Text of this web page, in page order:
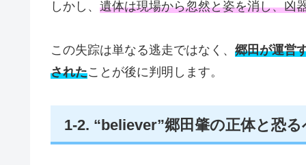
しかし、 遺体は現場から忽然と姿を消し、凶
この失踪は単なる逃走ではなく、 郷田が運営
されたことが後に判明します。
1‑2. “believer”郷田肇の正体と恐